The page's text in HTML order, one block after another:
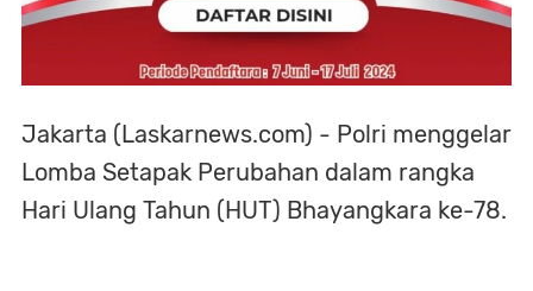
Jakarta (Laskarnews.com) - Polri menggelar
Lomba Setapak Perubahan dalam rangka
Hari Ulang Tahun (HUT) Bhayangkara ke-78.